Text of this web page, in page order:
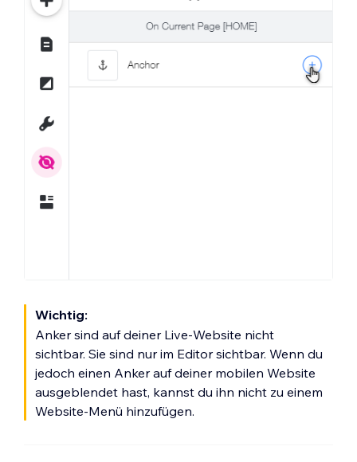
Wichtig:
Anker sind auf deiner Live-Website nicht
sichtbar. Sie sind nur im Editor sichtbar. Wenn du
jedoch einen Anker auf deiner mobilen Website
ausgeblendet hast, kannst du ihn nicht zu einem
Website-Menü hinzufügen.